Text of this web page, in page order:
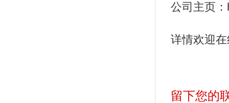
公司主页
详情欢迎
留下您的